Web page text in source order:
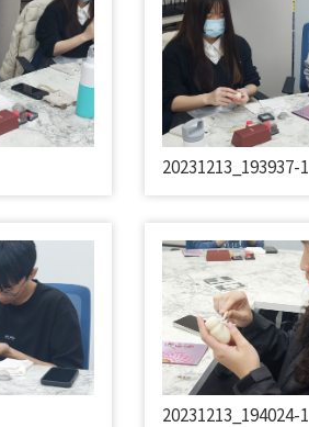
20231213_193937-1
20231213_194024-1